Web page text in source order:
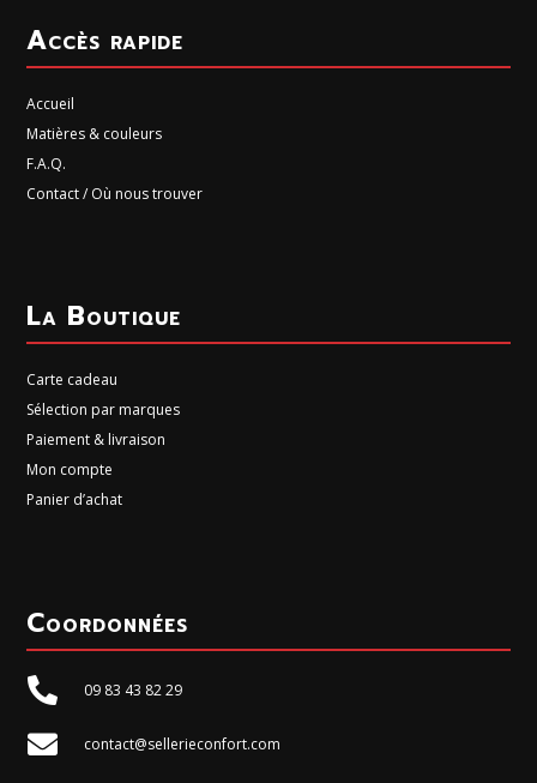
Accès rapide
Accueil
Matières & couleurs
F.A.Q.
Contact / Où nous trouver
La Boutique
Carte cadeau
Sélection par marques
Paiement & livraison
Mon compte
Panier d’achat
Coordonnées
 09 83 43 82 29
 contact@sellerieconfort.com